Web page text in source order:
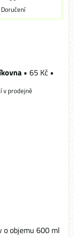
Doručení
• 65 Kč •
v prodejně
o objemu 600 ml